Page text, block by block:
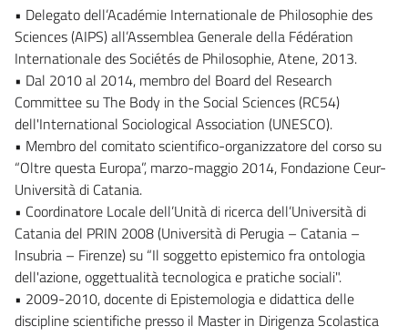
• Delegato dell’Académie Internationale de Philosophie des
Sciences (AIPS) all’Assemblea Generale della Fédération
Internationale des Sociétés de Philosophie, Atene, 2013.
• Dal 2010 al 2014, membro del Board del Research
Committee su The Body in the Social Sciences (RC54)
dell'International Sociological Association (UNESCO).
• Membro del comitato scientifico-organizzatore del corso su
“Oltre questa Europa”, marzo-maggio 2014, Fondazione Ceur-
Università di Catania.
• Coordinatore Locale dell’Unità di ricerca dell’Università di
Catania del PRIN 2008 (Università di Perugia – Catania –
Insubria – Firenze) su “Il soggetto epistemico fra ontologia
dell'azione, oggettualità tecnologica e pratiche sociali".
• 2009-2010, docente di Epistemologia e didattica delle
discipline scientifiche presso il Master in Dirigenza Scolastica